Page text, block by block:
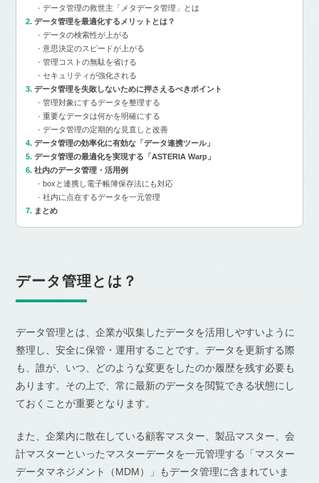
データ管理の救世主「メタデータ管理」とは
データ管理を最適化するメリットとは？
データの検索性が上がる
意思決定のスピードが上がる
管理コストの無駄を省ける
セキュリティが強化される
データ管理を失敗しないために押さえるべきポイント
管理対象にするデータを整理する
重要なデータは何かを明確にする
データ管理の定期的な見直しと改善
データ管理の効率化に有効な「データ連携ツール」
データ管理の最適化を実現する「ASTERIA Warp」
社内のデータ管理・活用例
boxと連携し電子帳簿保存法にも対応
社内に点在するデータを一元管理
まとめ
データ管理とは？
データ管理とは、企業が収集したデータを活用しやすいように
整理し、安全に保管・運用することです。データを更新する際
も、誰が、いつ、どのような変更をしたのか履歴を残す必要も
あります。その上で、常に最新のデータを閲覧できる状態にし
ておくことが重要となります。
また、企業内に散在している顧客マスター、製品マスター、会
計マスターといったマスターデータを一元管理する「マスター
データマネジメント（MDM）」もデータ管理に含まれていま